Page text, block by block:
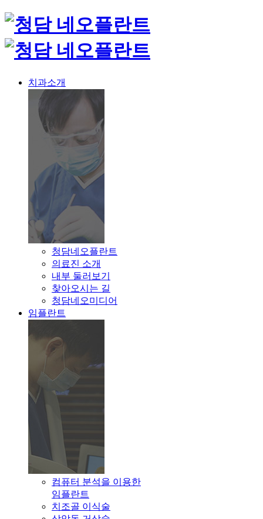
치과소개
청담네오플란트
의료진 소개
내부 둘러보기
찾아오시는 길
청담네오미디어
임플란트
컴퓨터 분석을 이용한
임플란트
치조골 이식술